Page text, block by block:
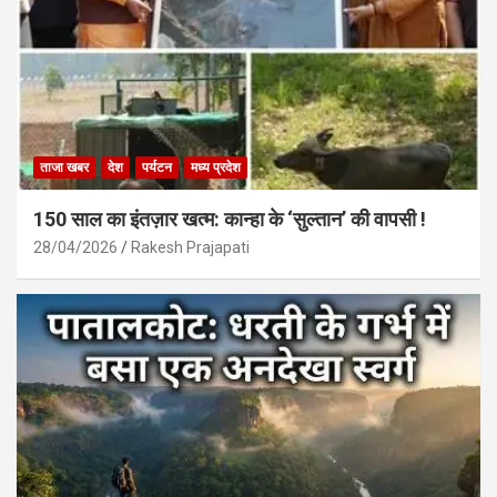
ताजा खबर देश पर्यटन मध्य प्रदेश
150 साल का इंतज़ार खत्म: कान्हा के ‘सुल्तान’ की वापसी !
28/04/2026 Rakesh Prajapati